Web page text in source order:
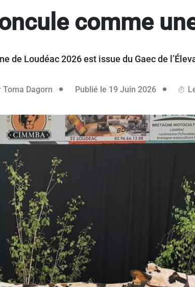
comme
de Loudéac 2026 est issue du Gaec de
Toma Dagorn Publié le 19 Juin 202618 juin